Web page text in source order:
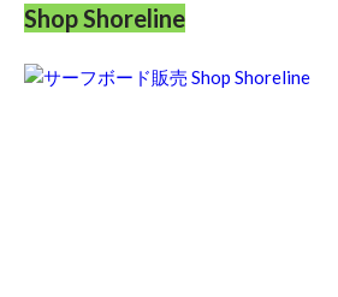
Shop Shoreline